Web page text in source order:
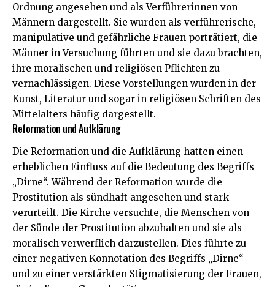
Ordnung angesehen und als Verführerinnen von
Männern dargestellt. Sie wurden als verführerische,
manipulative und gefährliche Frauen porträtiert, die
Männer in Versuchung führten und sie dazu brachten,
ihre moralischen und religiösen Pflichten zu
vernachlässigen. Diese Vorstellungen wurden in der
Kunst, Literatur und sogar in religiösen Schriften des
Mittelalters häufig dargestellt.
Reformation und Aufklärung
Die Reformation und die Aufklärung hatten einen
erheblichen Einfluss auf die Bedeutung des Begriffs
„Dirne“. Während der Reformation wurde die
Prostitution als sündhaft angesehen und stark
verurteilt. Die Kirche versuchte, die Menschen von
der Sünde der Prostitution abzuhalten und sie als
moralisch verwerflich darzustellen. Dies führte zu
einer negativen Konnotation des Begriffs „Dirne“
und zu einer verstärkten Stigmatisierung der Frauen,